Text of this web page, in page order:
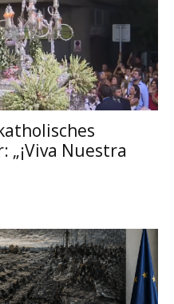
„¡Viva Nuestra